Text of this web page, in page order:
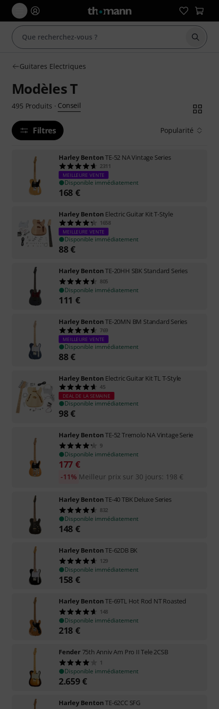
Guitares Electriques
Modèles T
495 Produits · Conseil
Filtres Popularité
Harley BentonTE-52 NA Vintage Series
2311
MEILLEURE VENTE
Disponible immédiatement
168 €
Harley Benton Electric Guitar Kit T-Style
1658
MEILLEURE VENTE
Disponible immédiatement
88€
Harley BentonTE-20HH SBK Standard Series
805
Disponible immédiatement
111 €
Harley BentonTE-20MN BM Standard Series
769
MEILLEURE VENTE
Disponible immédiatement
88€
Harley Benton Electric Guitar Kit TL T-Style
45
DEAL DE LA SEMAINE
Disponible immédiatement
98€
Harley BentonTE-52 Tremolo NA Vintage Serie
9
Disponible immédiatement
177 €
Meilleur prix sur 30 jours: 198 €
-11%
Harley BentonTE-40 TBK Deluxe Series
832
Disponible immédiatement
148 €
Harley BentonTE-62DB BK
129
Disponible immédiatement
158 €
Harley BentonTE-69TL Hot Rod NT Roasted
148
Disponible immédiatement
218 €
Fender75th Anniv Am Pro II Tele 2CSB
1
Disponible immédiatement
2.659€
Harley BentonTE-62CC SFG